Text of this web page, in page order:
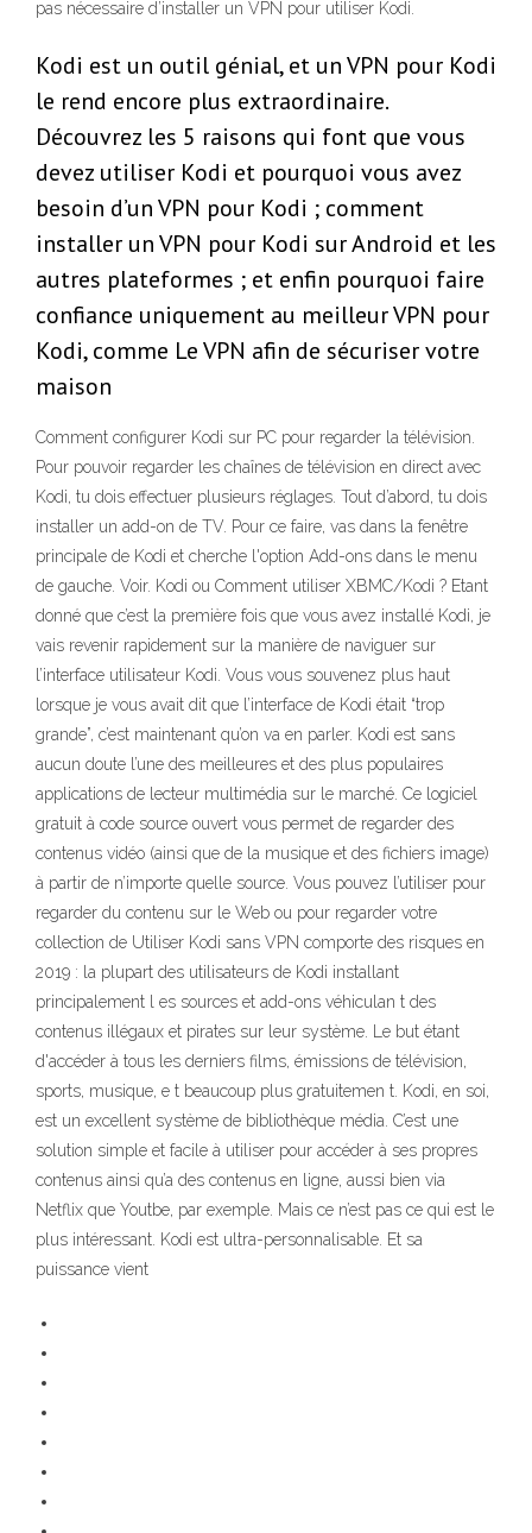
pas nécessaire d’installer un VPN pour utiliser Kodi.
Kodi est un outil génial, et un VPN pour Kodi
le rend encore plus extraordinaire.
Découvrez les 5 raisons qui font que vous
devez utiliser Kodi et pourquoi vous avez
besoin d’un VPN pour Kodi ; comment
installer un VPN pour Kodi sur Android et les
autres plateformes ; et enfin pourquoi faire
confiance uniquement au meilleur VPN pour
Kodi, comme Le VPN afin de sécuriser votre
maison
Comment configurer Kodi sur PC pour regarder la télévision.
Pour pouvoir regarder les chaînes de télévision en direct avec
Kodi, tu dois effectuer plusieurs réglages. Tout d’abord, tu dois
installer un add-on de TV. Pour ce faire, vas dans la fenêtre
principale de Kodi et cherche l'option Add-ons dans le menu
de gauche. Voir. Kodi ou Comment utiliser XBMC/Kodi ? Etant
donné que c’est la première fois que vous avez installé Kodi, je
vais revenir rapidement sur la manière de naviguer sur
l’interface utilisateur Kodi. Vous vous souvenez plus haut
lorsque je vous avait dit que l’interface de Kodi était “trop
grande”, c’est maintenant qu’on va en parler. Kodi est sans
aucun doute l’une des meilleures et des plus populaires
applications de lecteur multimédia sur le marché. Ce logiciel
gratuit à code source ouvert vous permet de regarder des
contenus vidéo (ainsi que de la musique et des fichiers image)
à partir de n’importe quelle source. Vous pouvez l’utiliser pour
regarder du contenu sur le Web ou pour regarder votre
collection de Utiliser Kodi sans VPN comporte des risques en
2019 : la plupart des utilisateurs de Kodi installant
principalement l es sources et add-ons véhiculan t des
contenus illégaux et pirates sur leur système. Le but étant
d'accéder à tous les derniers films, émissions de télévision,
sports, musique, e t beaucoup plus gratuitemen t. Kodi, en soi,
est un excellent système de bibliothèque média. C’est une
solution simple et facile à utiliser pour accéder à ses propres
contenus ainsi qu’a des contenus en ligne, aussi bien via
Netflix que Youtbe, par exemple. Mais ce n’est pas ce qui est le
plus intéressant. Kodi est ultra-personnalisable. Et sa
puissance vient